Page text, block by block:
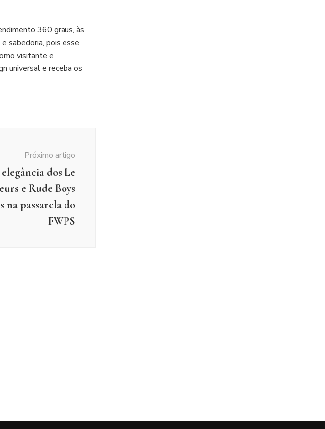
360 graus, às
sabedoria, pois esse
visitante e
universal e receba os
Próximo artigo
dos Le
e Rude Boys
na passarela do
FWPS